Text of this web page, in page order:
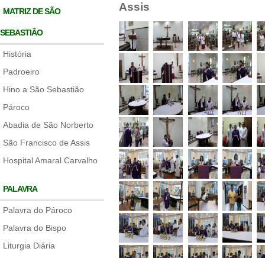
MATRIZ DE SÃO
SEBASTIÃO
História
Padroeiro
Hino a São Sebastião
Pároco
Abadia de São Norberto
São Francisco de Assis
Hospital Amaral Carvalho
PALAVRA
Palavra do Pároco
Palavra do Bispo
Liturgia Diária
Assis